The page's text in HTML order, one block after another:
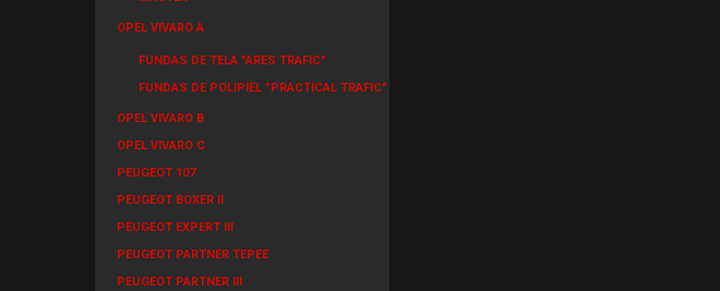
OPEL VIVARO A
FUNDAS DE TELA "ARES TRAFIC"
FUNDAS DE POLIPIEL "PRACTICAL TRAFIC"
OPEL VIVARO B
OPEL VIVARO C
PEUGEOT 107
PEUGEOT BOXER II
PEUGEOT EXPERT III
PEUGEOT PARTNER TEPEE
PEUGEOT PARTNER III